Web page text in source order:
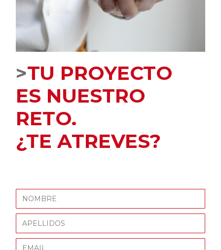
>TU PROYECTO
ES NUESTRO
RETO.
¿TE ATREVES?